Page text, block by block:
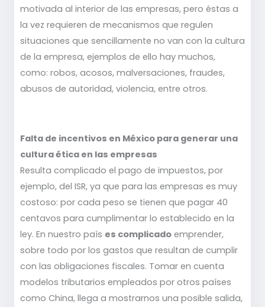
motivada al interior de las empresas, pero éstas a
la vez requieren de mecanismos que regulen
situaciones que sencillamente no van con la cultura
de la empresa, ejemplos de ello hay muchos,
como: robos, acosos, malversaciones, fraudes,
abusos de autoridad, violencia, entre otros.
Falta de incentivos en México para generar una
cultura ética en las empresas
Resulta complicado el pago de impuestos, por
ejemplo, del ISR, ya que para las empresas es muy
costoso: por cada peso se tienen que pagar 40
centavos para cumplimentar lo establecido en la
ley. En nuestro país es complicado emprender,
sobre todo por los gastos que resultan de cumplir
con las obligaciones fiscales. Tomar en cuenta
modelos tributarios empleados por otros países
como China, llega a mostrarnos una posible salida,